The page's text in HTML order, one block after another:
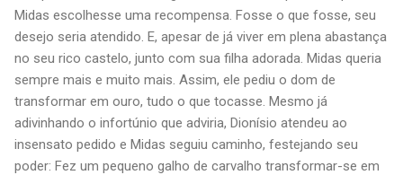
Midas escolhesse uma recompensa. Fosse o que fosse, seu
desejo seria atendido. E, apesar de já viver em plena abastança
no seu rico castelo, junto com sua filha adorada. Midas queria
sempre mais e muito mais. Assim, ele pediu o dom de
transformar em ouro, tudo o que tocasse. Mesmo já
adivinhando o infortúnio que adviria, Dionísio atendeu ao
insensato pedido e Midas seguiu caminho, festejando seu
poder: Fez um pequeno galho de carvalho transformar-se em